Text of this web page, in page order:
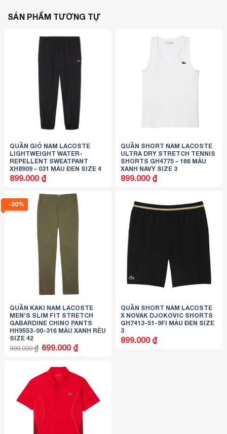
SẢN PHẨM TƯƠNG TỰ
QUẦN GIÓ NAM LACOSTE
LIGHTWEIGHT WATER-
REPELLENT SWEATPANT
XH8909 – 031 MÀU ĐEN SIZE 4
899.000 ₫
QUẦN SHORT NAM LACOSTE
ULTRA DRY STRETCH TENNIS
SHORTS GH4775 – 166 MÀU
XANH NAVY SIZE 3
899.000 ₫
-30%
QUẦN KAKI NAM LACOSTE
MEN’S SLIM FIT STRETCH
GABARDINE CHINO PANTS
HH9553-00-316 MÀU XANH RÊU
SIZE 42
999.000₫ Giá
gốc
699.000 ₫Giá
hiện
QUẦN SHORT NAM LACOSTE
X NOVAK DJOKOVIC SHORTS
GH7413-51-9FI MÀU ĐEN SIZE
3
899.000 ₫